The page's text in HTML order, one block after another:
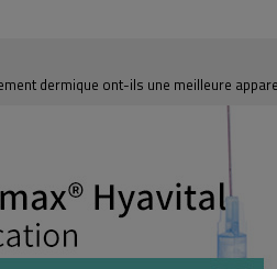
dermique ont-ils une meilleure